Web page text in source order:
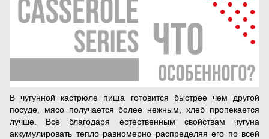
В чугунной кастрюле пища готовится быстрее чем другой
посуде, мясо получается более нежным, хлеб пропекается
лучше. Все благодаря естественным свойствам чугуна
аккумулировать тепло равномерно распределяя его по всей